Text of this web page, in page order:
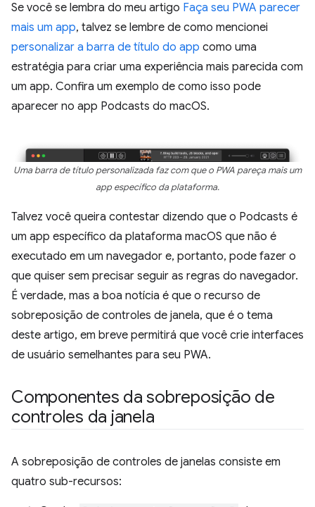
Se você se lembra do meu artigo Faça seu PWA parecer
mais um app, talvez se lembre de como mencionei
personalizar a barra de título do app como uma
estratégia para criar uma experiência mais parecida com
um app. Confira um exemplo de como isso pode
aparecer no app Podcasts do macOS.
Uma barra de título personalizada faz com que o PWA pareça mais um
app específico da plataforma.
Talvez você queira contestar dizendo que o Podcasts é
um app específico da plataforma macOS que não é
executado em um navegador e, portanto, pode fazer o
que quiser sem precisar seguir as regras do navegador.
É verdade, mas a boa notícia é que o recurso de
sobreposição de controles de janela, que é o tema
deste artigo, em breve permitirá que você crie interfaces
de usuário semelhantes para seu PWA.
Componentes da sobreposição de
controles da janela
A sobreposição de controles de janelas consiste em
quatro sub-recursos: